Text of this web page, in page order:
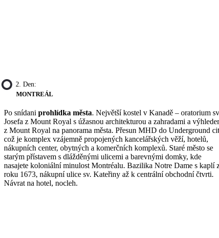
2. Den:
MONTREÁL
Po snídani prohlídka města. Největší kostel v Kanadě – oratorium
Josefa z Mount Royal s úžasnou architekturou a zahradami a
z Mount Royal na panorama města. Přesun MHD do Underground
což je komplex vzájemně propojených kancelářských věží, hotelů,
nákupních center, obytných a komerčních komplexů. Staré město se
starým přístavem s dlážděnými ulicemi a barevnými domky, kde
nasajete koloniální minulost Montréalu. Bazilika Notre Dame s kaplí
roku 1673, nákupní ulice sv. Kateřiny až k centrální obchodní čtvrti.
Návrat na hotel, nocleh.